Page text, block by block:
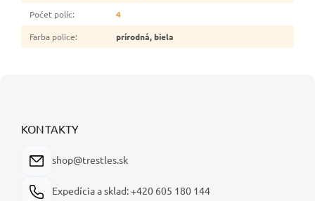
Počet políc:
4
Farba police: prírodná, biela
KONTAKTY
shop@trestles.sk
Expedícia a sklad: +420 605 180 144